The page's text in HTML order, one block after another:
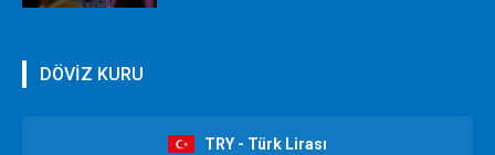
DÖVİZ KURU
TRY - Türk Lirası